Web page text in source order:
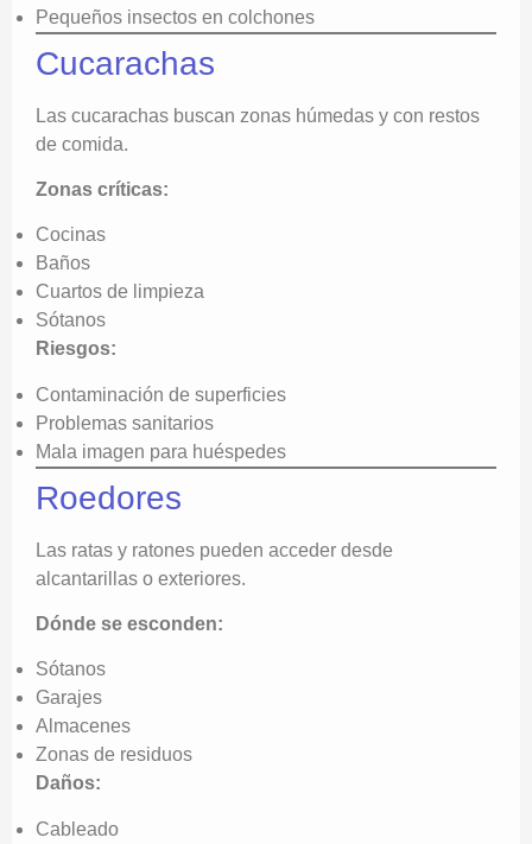
Pequeños insectos en colchones
Cucarachas
Las cucarachas buscan zonas húmedas y con restos
de comida.
Zonas críticas:
Cocinas
Baños
Cuartos de limpieza
Sótanos
Riesgos:
Contaminación de superficies
Problemas sanitarios
Mala imagen para huéspedes
Roedores
Las ratas y ratones pueden acceder desde
alcantarillas o exteriores.
Dónde se esconden:
Sótanos
Garajes
Almacenes
Zonas de residuos
Daños:
Cableado